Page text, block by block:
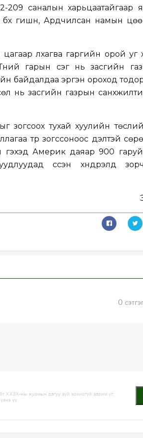
209 саналын харьцаатайгаар
гишүүн, Ардчилсан намын
лхагва гаргийн орой уг
гарын үсэг нь засгийн
байдалдаа эргэн ороход
нь засгийн газрын
зогсоох тухай хуулийн
түр зогссоноос үүдэлтэй
гэхэд Америк даяар 900
үүссэн хүндрэлүүд
0
ХХЗХ-ны журмын дагуу зүй зохисгүй зарим үг,
үү.